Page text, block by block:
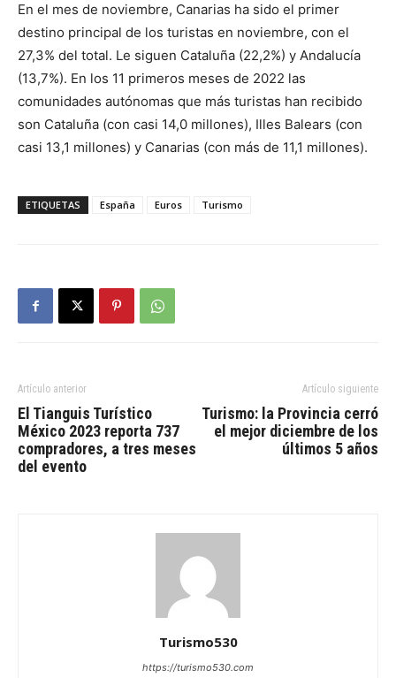
En el mes de noviembre, Canarias ha sido el primer
destino principal de los turistas en noviembre, con el
27,3% del total. Le siguen Cataluña (22,2%) y Andalucía
(13,7%). En los 11 primeros meses de 2022 las
comunidades autónomas que más turistas han recibido
son Cataluña (con casi 14,0 millones), Illes Balears (con
casi 13,1 millones) y Canarias (con más de 11,1 millones).
ETIQUETAS España Euros Turismo
Artículo anterior
El Tianguis Turístico
México 2023 reporta 737
compradores, a tres meses
del evento
Artículo siguiente
Turismo: la Provincia cerró
el mejor diciembre de los
últimos 5 años
Turismo530
https://turismo530.com